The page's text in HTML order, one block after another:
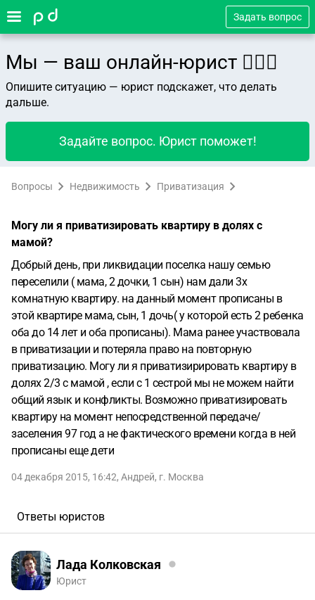
Задать вопрос
Мы — ваш онлайн-юрист 👨🏻‍⚖️
Опишите ситуацию — юрист подскажет, что делать
дальше.
Задайте вопрос. Юрист поможет!
Вопросы Недвижимость Приватизация
Могу ли я приватизировать квартиру в долях с
мамой?
Добрый день, при ликвидации поселка нашу семью
переселили ( мама, 2 дочки, 1 сын) нам дали 3х
комнатную квартиру. на данный момент прописаны в
этой квартире мама, сын, 1 дочь( у которой есть 2 ребенка
оба до 14 лет и оба прописаны). Мама ранее участвовала
в приватизации и потеряла право на повторную
приватизацию. Могу ли я приватизирировать квартиру в
долях 2/3 с мамой , если с 1 сестрой мы не можем найти
общий язык и конфликты. Возможно приватизировать
квартиру на момент непосредственной передаче/
заселения 97 год а не фактического времени когда в ней
прописаны еще дети
04 декабря 2015, 16:42, Андрей, г. Москва
Ответы юристов
Лада Колковская
Юрист